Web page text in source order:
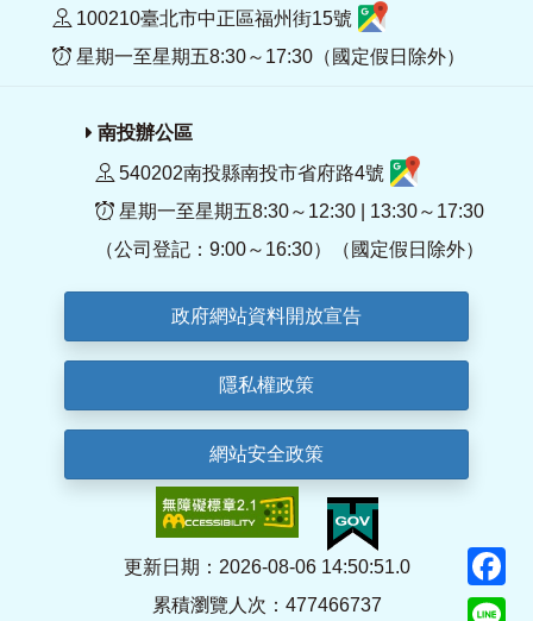
100210臺北市中正區福州街15號
星期一至星期五8:30～17:30（國定假日除外）
南投辦公區
540202南投縣南投市省府路4號
星期一至星期五8:30～12:30 | 13:30～17:30
（公司登記：9:00～16:30）（國定假日除外）
政府網站資料開放宣告
隱私權政策
網站安全政策
更新日期：2026-08-06 14:50:51.0
累積瀏覽人次：477466737